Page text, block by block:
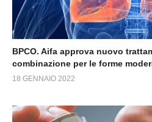
BPCO. Aifa approva nuovo
combinazione per le forme
18 GENNAIO 2022